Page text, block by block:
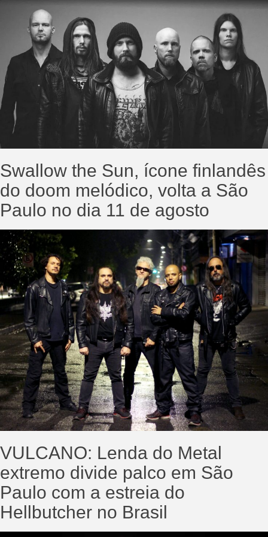
Swallow the Sun, ícone finlandês
do doom melódico, volta a São
Paulo no dia 11 de agosto
VULCANO: Lenda do Metal
extremo divide palco em São
Paulo com a estreia do
Hellbutcher no Brasil